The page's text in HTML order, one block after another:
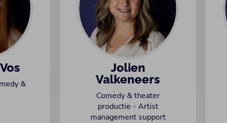
&
Jolien
Valkeneers
Comedy & theater
productie - Artist
management support